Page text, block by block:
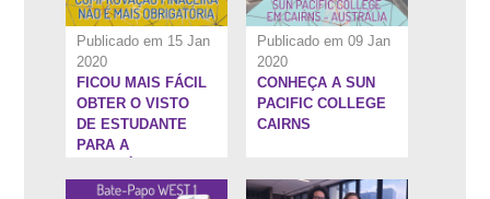
Publicado em 15 Jan
2020
FICOU MAIS FÁCIL
OBTER O VISTO
DE ESTUDANTE
PARA A
Publicado em 09 Jan
2020
CONHEÇA A SUN
PACIFIC COLLEGE
CAIRNS
59:19'' 10:18''